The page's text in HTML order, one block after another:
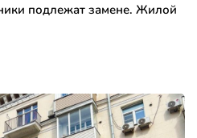
подлежат замене. Жилой